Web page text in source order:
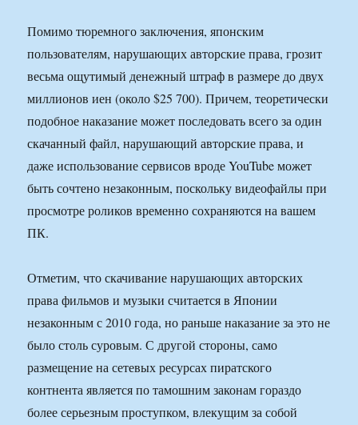
Помимо тюремного заключения, японским
пользователям, нарушающих авторские права, грозит
весьма ощутимый денежный штраф в размере до двух
миллионов иен (около $25 700). Причем, теоретически
подобное наказание может последовать всего за один
скачанный файл, нарушающий авторские права, и
даже использование сервисов вроде YouTube может
быть сочтено незаконным, поскольку видеофайлы при
просмотре роликов временно сохраняются на вашем
ПК.
Отметим, что скачивание нарушающих авторских
права фильмов и музыки считается в Японии
незаконным с 2010 года, но раньше наказание за это не
было столь суровым. С другой стороны, само
размещение на сетевых ресурсах пиратского
контнента является по тамошним законам гораздо
более серьезным проступком, влекущим за собой